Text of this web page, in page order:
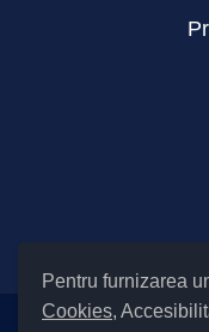
Pentru furnizarea
Cookies,